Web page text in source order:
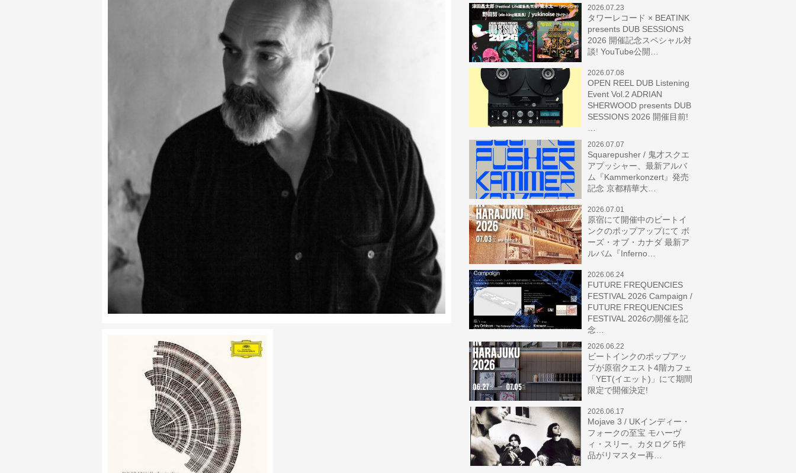
2026.07.23
タワーレコード × BEATINK
presents DUB SESSIONS
2026 開催記念スペシャル対
談! YouTube公開…
2026.07.08
OPEN REEL DUB Listening
Event Vol.2 ADRIAN
SHERWOOD presents DUB
SESSIONS 2026 開催目前!
2026.07.07
Squarepusher / 鬼才スクエ
アプッシャー、最新アルバ
ム『Kammerkonzert』発売
記念 京都精華大…
2026.07.01
原宿にて開催中のビートイ
ンクのポップアップにて ボ
ーズ・オブ・カナダ 最新ア
ルバム『Inferno…
2026.06.24
FUTURE FREQUENCIES
FESTIVAL 2026 Campaign /
FUTURE FREQUENCIES
FESTIVAL 2026の開催を記
念…
2026.06.22
ビートインクのポップアッ
プが原宿クエスト4階カフェ
「YET(イエット)」にて期間
限定で開催決定!
2026.06.17
Mojave 3 / UKインディー・
フォークの至宝 モハーヴ
ィ・スリー。カタログ 5作
品がリマスター再…